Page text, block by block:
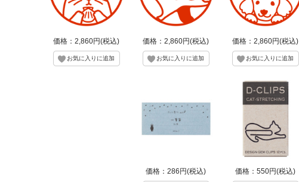
価格：2,860円(税込) 価格：2,860円(税込) 価格：2,860円(税込)
価格：286円(税込) 価格：550円(税込)